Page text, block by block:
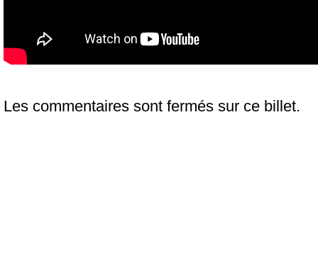
Les commentaires sont fermés sur ce billet.